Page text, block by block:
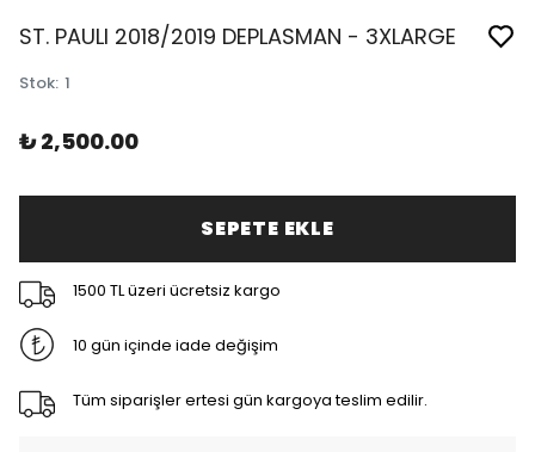
ST. PAULI 2018/2019 DEPLASMAN - 3XLARGE
Stok: 1
₺ 2,500.00
SEPETE EKLE
1500 TL üzeri ücretsiz kargo
10 gün içinde iade değişim
Tüm siparişler ertesi gün kargoya teslim edilir.